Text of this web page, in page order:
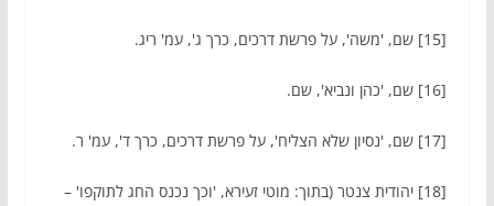
[15] שם, 'משה', על פרשת דרכים, כרך ג', עמ' ריג.
[16] שם, 'כהן ונביא', שם.
[17] שם, 'נסיון שלא הצליח', על פרשת דרכים, כרך ד', עמ' ר.
[18] יהודית צנטר (בתוך: מוטי זעירא, 'וכך נכנס החג לתוקפו' –